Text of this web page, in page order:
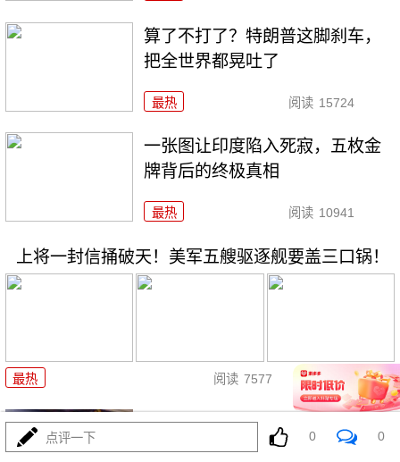
算了不打了？特朗普这脚刹车，
把全世界都晃吐了
最热 阅读 15724
一张图让印度陷入死寂，五枚金
牌背后的终极真相
最热 阅读 10941
上将一封信捅破天！美军五艘驱逐舰要盖三口锅！
最热 阅读 7577 08-03
特朗普要对伊朗动手？最狠的还
没来，最骚的来了
点评一下 0 0